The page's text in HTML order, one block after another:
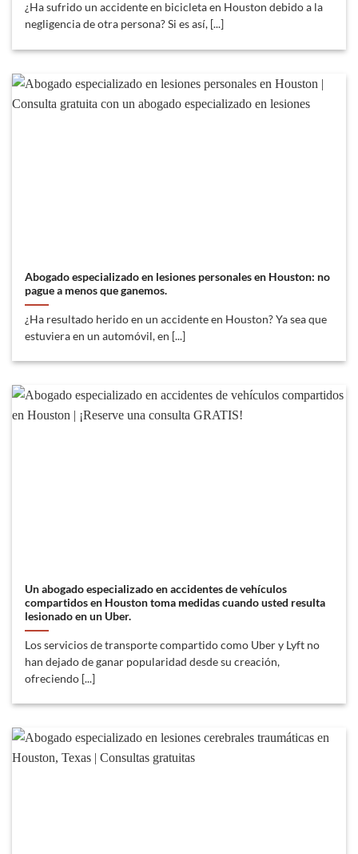
¿Ha sufrido un accidente en bicicleta en Houston debido a la
negligencia de otra persona? Si es así, [...]
Abogado especializado en lesiones personales en Houston: no
pague a menos que ganemos.
¿Ha resultado herido en un accidente en Houston? Ya sea que
estuviera en un automóvil, en [...]
Un abogado especializado en accidentes de vehículos
compartidos en Houston toma medidas cuando usted resulta
lesionado en un Uber.
Los servicios de transporte compartido como Uber y Lyft no
han dejado de ganar popularidad desde su creación,
ofreciendo [...]